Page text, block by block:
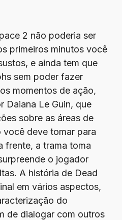
2 não poderia ser
primeiros minutos você
e ainda tem que
sem poder fazer
momentos de ação,
Daiana Le Guin, que
sobre as áreas de
você deve tomar para
frente, a trama toma
o jogador
A história de Dead
em vários aspectos,
do
de dialogar com outros